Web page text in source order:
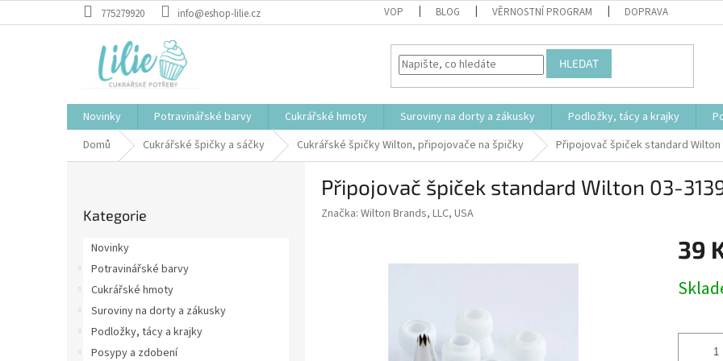
na
775279920 info@eshop-lilie.cz VOP BLOG VĚRNOSTNÍ PROGRAM DOPRAVA
HLEDAT
Novinky Potravinářské barvy Cukrářské hmoty Suroviny na dorty a zákusky Podložky, tácy a krajky
Domů
Cukrářské špičky a sáčky Cukrářské špičky Wilton, připojovače na špičky Připojovač špiček standard Wilton
kategorie
Kategorie
Novinky
Potravinářské barvy
Cukrářské hmoty
Suroviny na dorty a zákusky
Podložky, tácy a krajky
Posypy a zdobení
Připojovač špiček standard Wilton 03-
Značka: Wilton Brands, LLC, USA
39
cena: